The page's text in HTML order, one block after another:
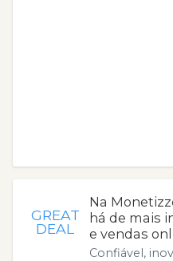
GREAT
DEAL
Na
há de mais
e vendas
Confiável,